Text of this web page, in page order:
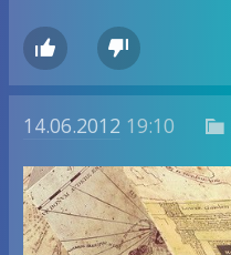
 
14.06.2012 19:10 